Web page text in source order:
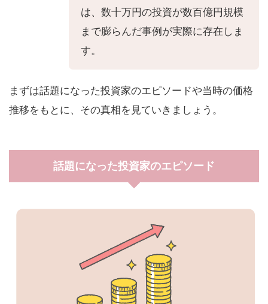
は、数十万円の投資が数百億円規模
まで膨らんだ事例が実際に存在しま
す。
まずは話題になった投資家のエピソードや当時の価格
推移をもとに、その真相を見ていきましょう。
話題になった投資家のエピソード